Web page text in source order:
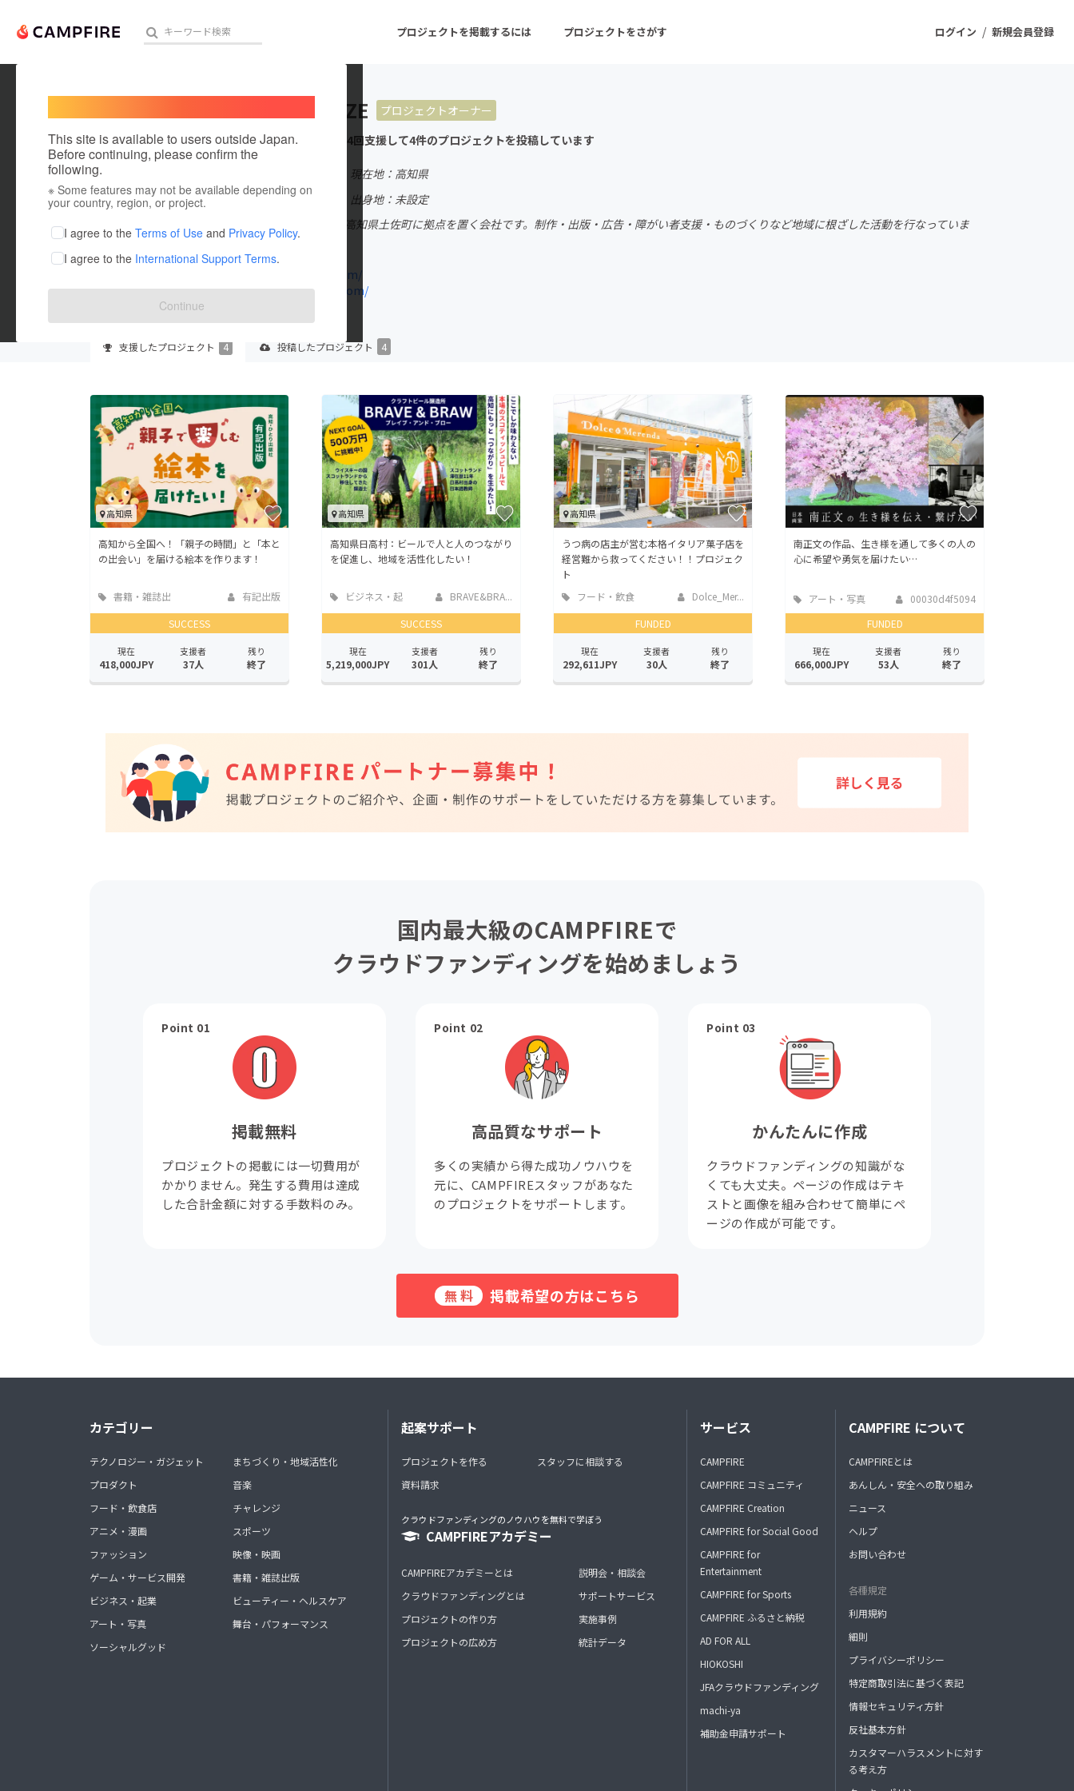
ログイン / 新規会員登録
プロジェクトを掲載するには プロジェクトをさがす
人気のプロジェクト 注目のリターン 注目の新着プロジェクト
アート・写真 音楽
テクノロジー・ガジェット
ゲーム・サービス開発 フード・飲食店
ファッション
映像・映画
ビジネス・起業
まちづくり・地域活性化
CAMPFIREふるさと納税
machi-ya コミュニティ
This site is available to users outside Japan.
Before continuing, please confirm the
following.
※ Some features may not be available depending on
your country, region, or project.
I agree to the Terms of Use and Privacy Policy.
I agree to the International Support Terms.
Continue
LLC_KAZE
プロジェクトオーナー
これまでに4回支援して4件のプロジェクトを投稿しています
現在地：高知県
出身国：日本
出身地：未設定
合同会社 風は高知県土佐町に拠点を置く会社です。制作・出版・広告・障がい者支援・ものづくりなど地域に根ざした活動を行なっていま
す。
llckaze.com/
tosacho.com/
支援したプロジェクト 4 投稿したプロジェクト 4
高知県
高知から全国へ！「親子の時間」と「本と
の出会い」を届ける絵本を作ります！
書籍・雑誌出
版
有記出版
SUCCESS
現在
418,000JPY
支援者
37人
残り
終了
高知県
高知県日高村：ビールで人と人のつながり
を促進し、地域を活性化したい！
ビジネス・起
業
BRAVE&BRA...
SUCCESS
現在
5,219,000JPY
支援者
301人
残り
終了
高知県
うつ病の店主が営む本格イタリア菓子店を
経営難から救ってください！！プロジェク
ト
フード・飲食
店
Dolce_Mer...
FUNDED
現在
292,611JPY
支援者
30人
残り
終了
南正文の作品、生き様を通して多くの人の
心に希望や勇気を届けたい…
アート・写真
00030d4f5094
FUNDED
現在
666,000JPY
支援者
53人
残り
終了
国内最大級のCAMPFIREで
クラウドファンディングを始めましょう
Point 01
掲載無料
プロジェクトの掲載には一切費用が
かかりません。発生する費用は達成
した合計金額に対する手数料のみ。
Point 02
高品質なサポート
多くの実績から得た成功ノウハウを
元に、CAMPFIREスタッフがあなた
のプロジェクトをサポートします。
Point 03
かんたんに作成
クラウドファンディングの知識がな
くても大丈夫。ページの作成はテキ
ストと画像を組み合わせて簡単にペ
ージの作成が可能です。
無料 掲載希望の方はこちら
カテゴリー
テクノロジー・ガジェット
プロダクト
フード・飲食店
アニメ・漫画
ファッション
ゲーム・サービス開発
ビジネス・起業
アート・写真
ソーシャルグッド
まちづくり・地域活性化
音楽
チャレンジ
スポーツ
映像・映画
書籍・雑誌出版
ビューティー・ヘルスケア
舞台・パフォーマンス
起案サポート
プロジェクトを作る
資料請求
スタッフに相談する
クラウドファンディングのノウハウを無料で学ぼう
CAMPFIREアカデミー
CAMPFIREアカデミーとは
クラウドファンディングとは
プロジェクトの作り方
プロジェクトの広め方
説明会・相談会
サポートサービス
実施事例
統計データ
サービス
CAMPFIRE
CAMPFIRE コミュニティ
CAMPFIRE Creation
CAMPFIRE for Social Good
CAMPFIRE for
Entertainment
CAMPFIRE for Sports
CAMPFIRE ふるさと納税
AD FOR ALL
HIOKOSHI
JFAクラウドファンディング
machi-ya
補助金申請サポート
CAMPFIRE について
CAMPFIREとは
あんしん・安全への取り組み
ニュース
ヘルプ
お問い合わせ
各種規定
利用規約
細則
プライバシーポリシー
特定商取引法に基づく表記
情報セキュリティ方針
反社基本方針
カスタマーハラスメントに対す
る考え方